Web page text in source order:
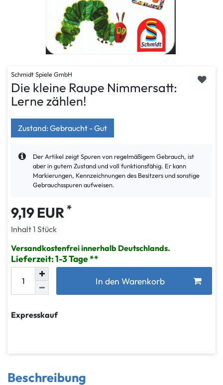
Schmidt Spiele GmbH
Die kleine Raupe Nimmersatt:
Lerne zählen!
Zustand: Gebraucht - Gut
Der Artikel zeigt Spuren von regelmäßigem Gebrauch, ist
aber in gutem Zustand und voll funktionsfähig. Er kann
Markierungen, Kennzeichnungen des Besitzers und sonstige
Gebrauchsspuren aufweisen.
9,19 EUR *
Inhalt1 Stück
Versandkostenfrei innerhalb Deutschlands.
Lieferzeit: 1-3 Tage
In den Warenkorb
Expresskauf
Beschreibung